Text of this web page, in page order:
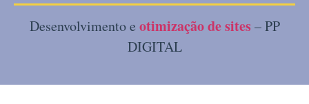
Desenvolvimento e otimização de sites – PP
DIGITAL